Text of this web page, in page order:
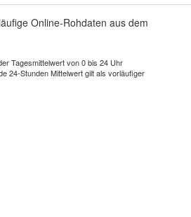
Online-Rohdaten aus dem
Tagesmittelwert von 0 bis 24 Uhr
24-Stunden Mittelwert gilt als vorläufiger